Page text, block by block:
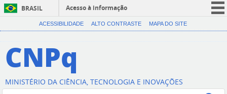
BRASIL
Acesso à informação
CORONAVÍRUS (COVID-19)
Canais
ACESSIBILIDADE ALTO CONTRASTE MAPA DO SITE
CNPq
MINISTÉRIO DA CIÊNCIA, TECNOLOGIA E INOVAÇÕES